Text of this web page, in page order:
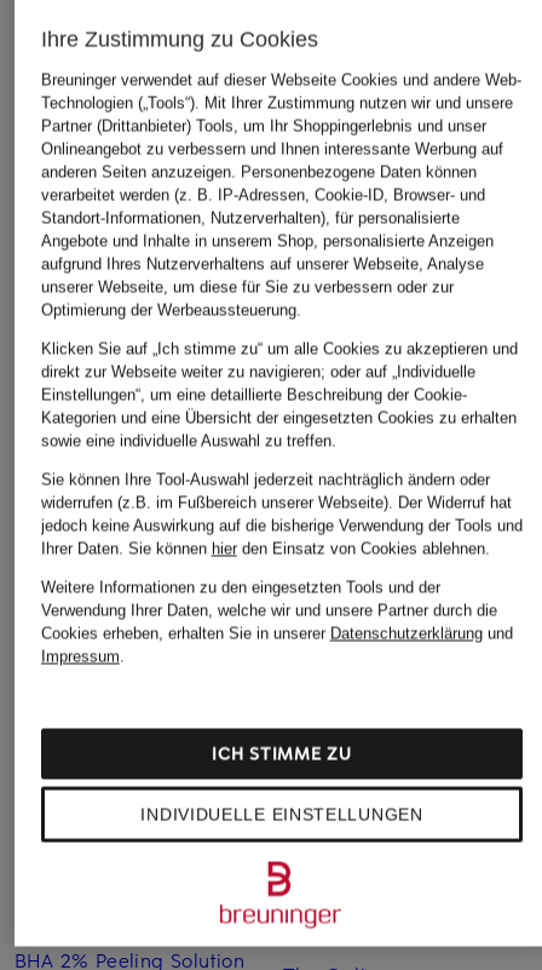
(1.176,67 € / 1 l)
LASSEN SIE SICH VON DER AUSWAHL ANDERER
KUNDEN INSPIRIEREN
Kiehl's
CREAMY EYE
TREATMENT WITH
Sanfte Augencreme
ab 37 €
(2.642,86 € / 1 l)
FUGAZZI
ANGEL DUST
Eau de Parfum
(1.900,00 € / 1 l)
erborian
CC BODY
CC Creme
55,50 €
(462,50 € / 1
The Ordinary AHA 30% +
BHA 2% Peeling Solution
The Ordinary Moisturizing
Ihre Zustimmung zu Cookies
Breuninger verwendet auf dieser Webseite Cookies und andere Web-
Technologien („Tools“). Mit Ihrer Zustimmung nutzen wir und unsere
Partner (Drittanbieter) Tools, um Ihr Shoppingerlebnis und unser
Onlineangebot zu verbessern und Ihnen interessante Werbung auf
anderen Seiten anzuzeigen. Personenbezogene Daten können
verarbeitet werden (z. B. IP-Adressen, Cookie-ID, Browser- und
Standort-Informationen, Nutzerverhalten), für personalisierte
Angebote und Inhalte in unserem Shop, personalisierte Anzeigen
aufgrund Ihres Nutzerverhaltens auf unserer Webseite, Analyse
unserer Webseite, um diese für Sie zu verbessern oder zur
Optimierung der Werbeaussteuerung.
Klicken Sie auf „Ich stimme zu“ um alle Cookies zu akzeptieren und
direkt zur Webseite weiter zu navigieren; oder auf „Individuelle
Einstellungen“, um eine detaillierte Beschreibung der Cookie-
Kategorien und eine Übersicht der eingesetzten Cookies zu erhalten
sowie eine individuelle Auswahl zu treffen.
Sie können Ihre Tool-Auswahl jederzeit nachträglich ändern oder
widerrufen (z.B. im Fußbereich unserer Webseite). Der Widerruf hat
jedoch keine Auswirkung auf die bisherige Verwendung der Tools und
Ihrer Daten. Sie können hierden Einsatz von Cookies ablehnen.
Weitere Informationen zu den eingesetzten Tools und der
Verwendung Ihrer Daten, welche wir und unsere Partner durch die
Cookies erheben, erhalten Sie in unserer Datenschutzerklärungund
Impressum.
INDIVIDUELLE EINSTELLUNGEN
ICH STIMME ZU